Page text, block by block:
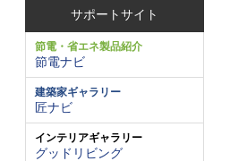
サポートサイト
節電・省エネ製品紹介
節電ナビ
建築家ギャラリー
匠ナビ
インテリアギャラリー
グッドリビング